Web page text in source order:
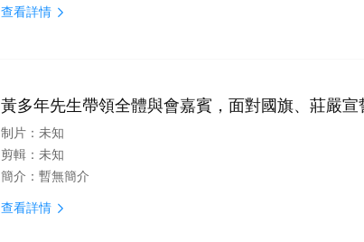
查看詳情 
黃多年先生帶領全體與會嘉賓，面對國旗、莊嚴宣
制片： 未知
剪輯： 未知
簡介： 暫無簡介
查看詳情 